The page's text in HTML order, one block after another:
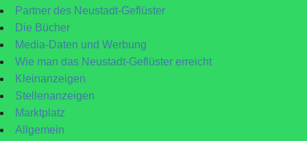
Partner des Neustadt-Geflüster
Die Bücher
Media-Daten und Werbung
Wie man das Neustadt-Geflüster erreicht
Kleinanzeigen
Stellenanzeigen
Marktplatz
Allgemein